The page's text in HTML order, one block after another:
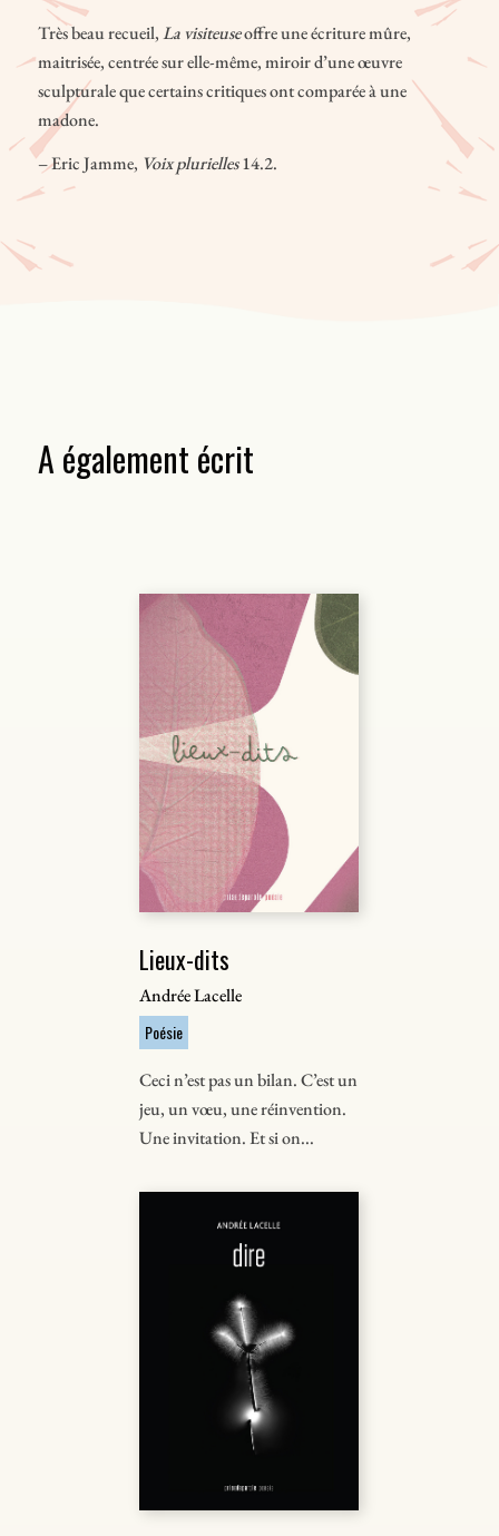
Très beau recueil,La visiteuseoffre une écriture mûre,
maitrisée, centrée sur elle-même, miroir d’une œuvre
sculpturale que certains critiques ont comparée à une
madone.
– Eric Jamme, Voix plurielles14.2.
A également écrit
Lieux-dits
Andrée Lacelle
Poésie
Ceci n’est pas un bilan. C’est un
jeu, un vœu, une réinvention.
Une invitation. Et si on...